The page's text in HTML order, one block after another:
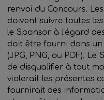
renvoi du Concours.
doivent suivre toutes
le Sponsor à l’égard
doit être fourni dans
(JPG, PNG, ou PDF).
de disqualifier à tout
violerait les présentes
fournirait des